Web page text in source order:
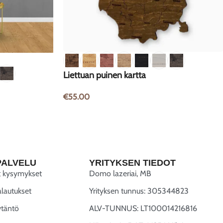
Liettuan puinen kartta
€55.00
kysymykset
YRITYKSEN TIEDOT
Domo lazeriai, MB
Yrityksen tunnus: 305344823
ALV-TUNNUS: LT100014216816